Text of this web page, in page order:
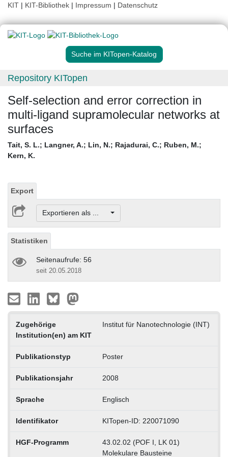
KIT | KIT-Bibliothek | Impressum | Datenschutz
Suche im KITopen-Katalog
Repository KITopen
Self-selection and error correction in
multi-ligand supramolecular networks at
surfaces
Tait, S. L.; Langner, A.; Lin, N.; Rajadurai, C.; Ruben, M.;
Kern, K.
Export
Exportieren als ...
Statistiken
Seitenaufrufe: 56
seit 20.05.2018
Zugehörige
Institution(en) am KIT
Institut für Nanotechnologie (INT)
Publikationstyp Poster
Publikationsjahr 2008
Sprache Englisch
Identifikator KITopen-ID: 220071090
HGF-Programm
43.02.02 (POF I, LK 01)
Molekulare Bausteine